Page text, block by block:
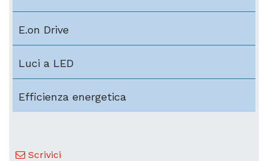
E.on Drive
Luci a LED
Efficienza energetica
Scrivici